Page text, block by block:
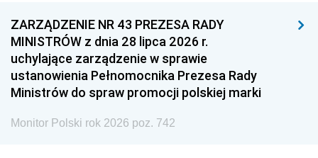
ZARZĄDZENIE NR 43 PREZESA RADY
MINISTRÓW z dnia 28 lipca 2026 r.
uchylające zarządzenie w sprawie
ustanowienia Pełnomocnika Prezesa Rady
Ministrów do spraw promocji polskiej marki
Monitor Polski rok 2026 poz. 742